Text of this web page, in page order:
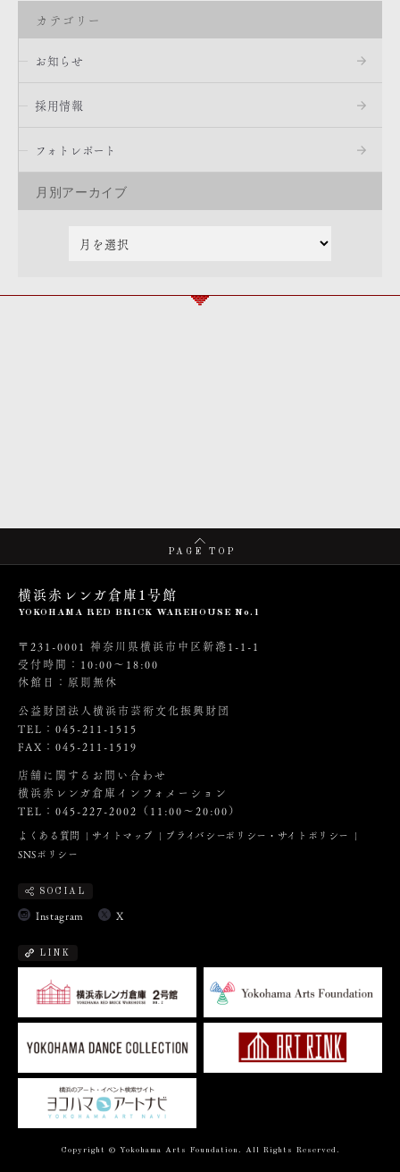
カテゴリー
お知らせ
採用情報
フォトレポート
月別アーカイブ
PAGE TOP
横浜赤レンガ倉庫1号館
YOKOHAMA RED BRICK WAREHOUSE No.1
〒231-0001 神奈川県横浜市中区新港1-1-1
受付時間：10:00～18:00
休館日：原則無休
公益財団法人横浜市芸術文化振興財団
TEL：045-211-1515
FAX：045-211-1519
店舗に関するお問い合わせ
横浜赤レンガ倉庫インフォメーション
TEL：045-227-2002（11:00～20:00）
よくある質問 サイトマップ
プライバシーポリシー・サイトポリシー
SNSポリシー
SOCIAL
Instagram X
LINK
Copyright © Yokohama Arts Foundation. All Rights Reserved.